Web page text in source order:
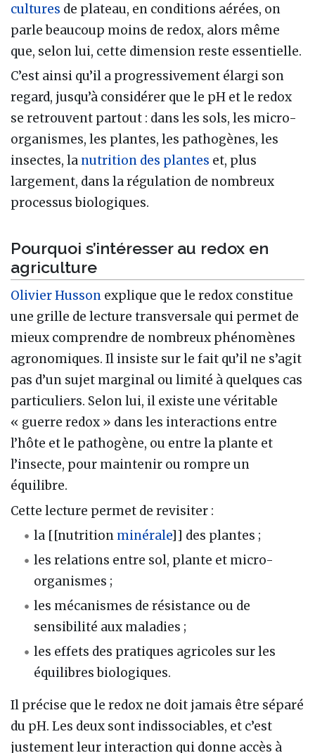
cultures de plateau, en conditions aérées, on
parle beaucoup moins de redox, alors même
que, selon lui, cette dimension reste essentielle.
C’est ainsi qu’il a progressivement élargi son
regard, jusqu’à considérer que le pH et le redox
se retrouvent partout : dans les sols, les micro-
organismes, les plantes, les pathogènes, les
insectes, la nutrition des plantes et, plus
largement, dans la régulation de nombreux
processus biologiques.
Pourquoi s’intéresser au redox en
agriculture
Olivier Husson explique que le redox constitue
une grille de lecture transversale qui permet de
mieux comprendre de nombreux phénomènes
agronomiques. Il insiste sur le fait qu’il ne s’agit
pas d’un sujet marginal ou limité à quelques cas
particuliers. Selon lui, il existe une véritable
« guerre redox » dans les interactions entre
l’hôte et le pathogène, ou entre la plante et
l’insecte, pour maintenir ou rompre un
équilibre.
Cette lecture permet de revisiter :
la [[nutrition minérale]] des plantes ;
les relations entre sol, plante et micro-
organismes ;
les mécanismes de résistance ou de
sensibilité aux maladies ;
les effets des pratiques agricoles sur les
équilibres biologiques.
Il précise que le redox ne doit jamais être séparé
du pH. Les deux sont indissociables, et c’est
justement leur interaction qui donne accès à